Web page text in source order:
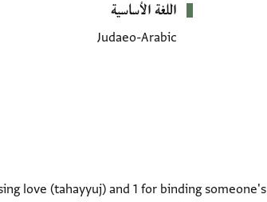
اللغة الأساسية
Judaeo-Arabic
love (tahayyuj) and 1 for binding